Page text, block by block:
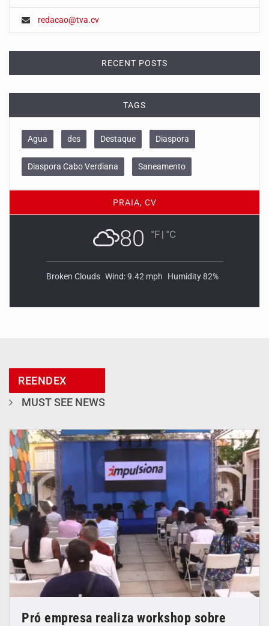
redacao@tva.cv
RECENT POSTS
TAGS
Agua des Destaque Diaspora
Diaspora Cabo Verdiana Saneamento
PRAIA, CV
80 °F | °C
Broken Clouds Wind: 9.42 mph Humidity 82%
REENDEX
MUST SEE NEWS
Pró empresa realiza workshop sobre